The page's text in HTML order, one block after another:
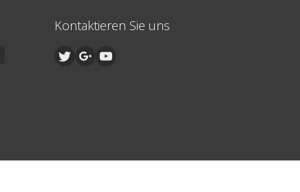
Kontaktieren Sie uns